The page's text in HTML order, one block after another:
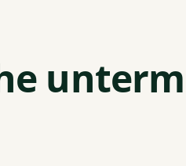
unterm